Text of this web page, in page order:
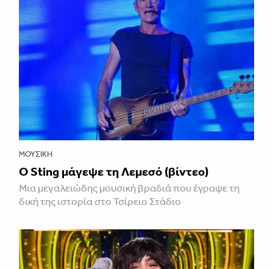
ΜΟΥΣΙΚΉ
Ο Sting μάγεψε τη Λεμεσό (βίντεο)
Μια μεγαλειώδης μουσική βραδιά που έγραψε τη
δική της ιστορία στο Τσίρειο Στάδιο